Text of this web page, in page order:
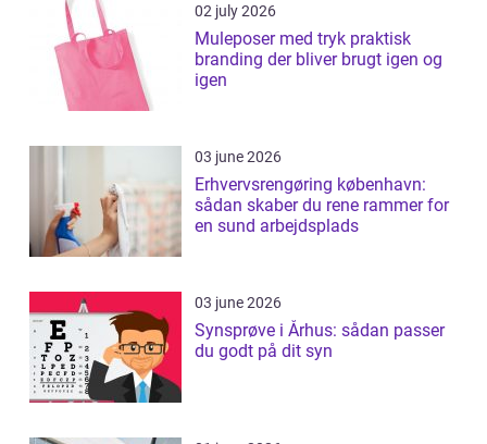
02 july 2026
Muleposer med tryk praktisk
branding der bliver brugt igen og
igen
03 june 2026
Erhvervsrengøring københavn:
sådan skaber du rene rammer for
en sund arbejdsplads
03 june 2026
Synsprøve i Århus: sådan passer
du godt på dit syn